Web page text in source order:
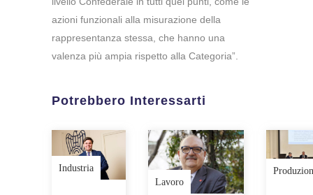
azioni funzionali alla misurazione della
rappresentanza stessa, che hanno una
valenza più ampia rispetto alla Categoria”.
Potrebbero Interessarti
Industria
Lavoro